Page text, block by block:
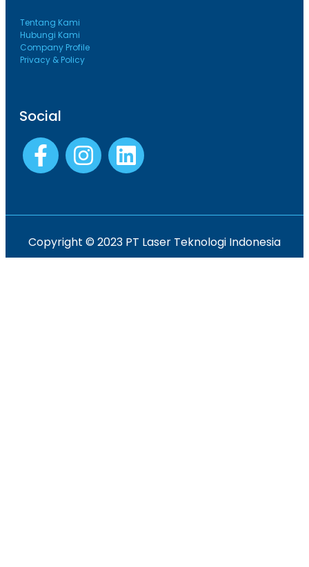
Tentang Kami
Hubungi Kami
Company Profile
Privacy & Policy
Social
Copyright © 2023 PT Laser Teknologi Indonesia